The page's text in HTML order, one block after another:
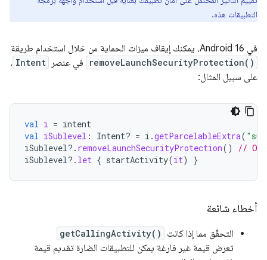
التطبيقات هذه.
في Android 16، يمكنك إيقاف ميزات الحماية من خلال استخدام طريقة
removeLaunchSecurityProtection() في عنصر Intent
.
على سبيل المثال:
val i = intent
val iSublevel : Intent? = i .getParcelableExtra(
iSublevel?. removeLaunchSecurityProtection()
//
iSublevel?. let { startActivity(it) }
أخطاء شائعة
التحقّق مما إذا كانت getCallingActivity()
تعرض قيمة غير فارغة يمكن للتطبيقات الضارة تقديم قيمة